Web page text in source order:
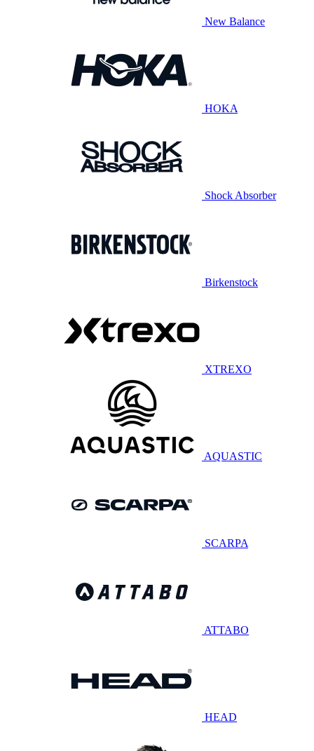
New Balance
HOKA
Shock Absorber
Birkenstock
XTREXO
AQUASTIC
SCARPA
ATTABO
HEAD